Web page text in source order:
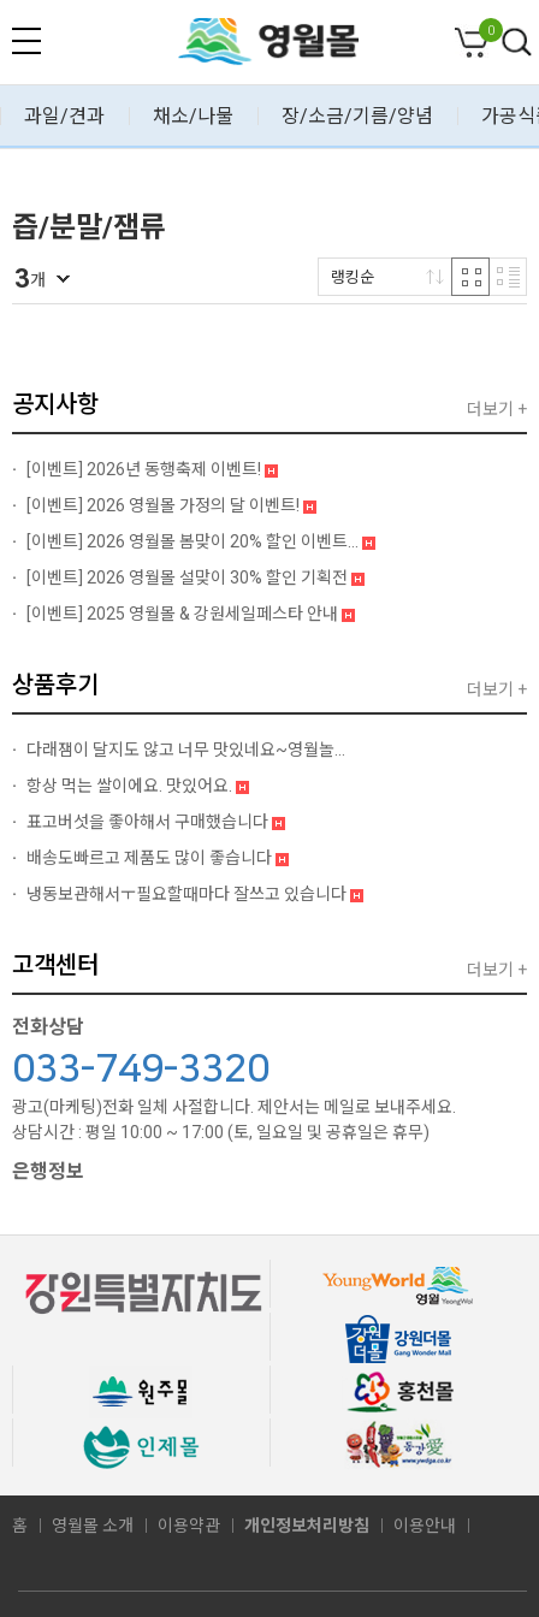
0
과일/견과 채소/나물 장/소금/기름/양념 가공
즙/분말/잼류
3개 랭킹순
공지사항
[이벤트] 2026년 동행축제 이벤트!
[이벤트] 2026 영월몰 가정의 달 이벤트!
[이벤트] 2026 영월몰 봄맞이 20% 할인 이벤트...
[이벤트] 2026 영월몰 설맞이 30% 할인 기획전
[이벤트] 2025 영월몰 & 강원세일페스타 안내
더보기 +
상품후기
다래잼이 달지도 않고 너무 맛있네요~영월놀...
항상 먹는 쌀이에요. 맛있어요.
표고버섯을 좋아해서 구매했습니다
배송도빠르고 제품도 많이 좋습니다
냉동보관해서ㅜ필요할때마다 잘쓰고 있습니다
더보기 +
고객센터
전화상담
033-749-3320
광고(마케팅)전화 일체 사절합니다. 제안서는 메일로 보내주세요.
상담시간 : 평일 10:00 ~ 17:00 (토, 일요일 및 공휴일은 휴무)
은행정보
더보기 +
홈 영월몰 소개 이용약관 개인정보처리방침 이용안내